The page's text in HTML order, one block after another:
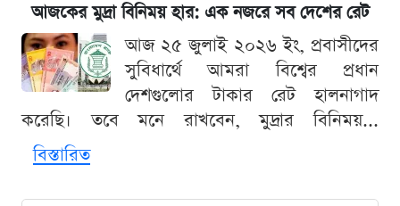
আজকের মুদ্রা বিনিময় হার: এক নজরে সব দেশের রেট
আজ ২৫ জুলাই ২০২৬ ইং, প্রবাসীদের
সুবিধার্থে আমরা বিশ্বের প্রধান
দেশগুলোর টাকার রেট হালনাগাদ
করেছি। তবে মনে রাখবেন, মুদ্রার বিনিময়...
বিস্তারিত